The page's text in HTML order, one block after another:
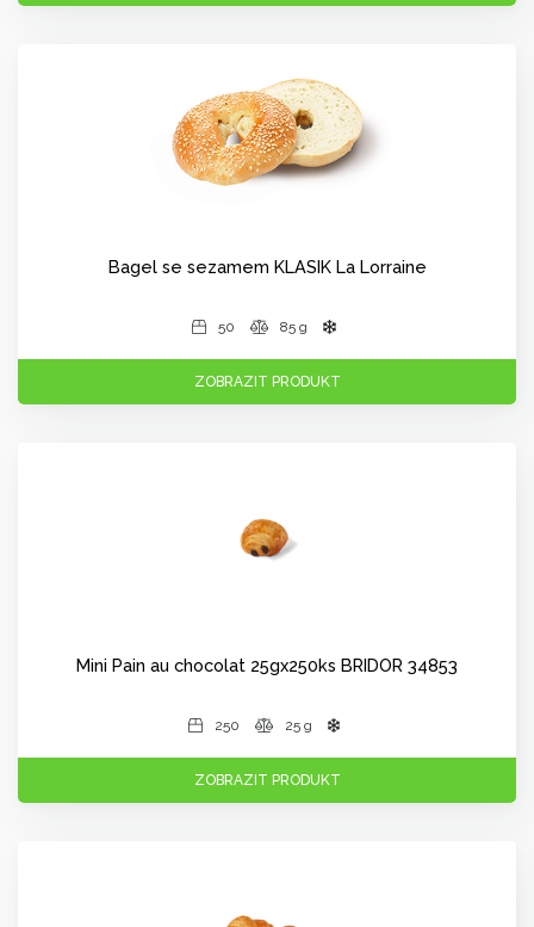
Bagel se sezamem KLASIK La Lorraine
50 85 g
ZOBRAZIT PRODUKT
Mini Pain au chocolat 25gx250ks BRIDOR 34853
250 25 g
ZOBRAZIT PRODUKT